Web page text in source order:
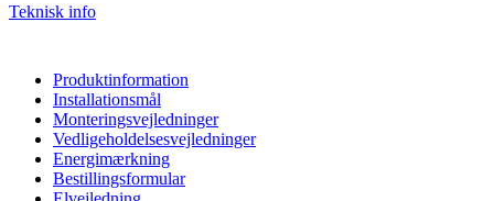
Teknisk info
Produktinformation
Installationsmål
Monteringsvejledninger
Vedligeholdelsesvejledninger
Energimærkning
Bestillingsformular